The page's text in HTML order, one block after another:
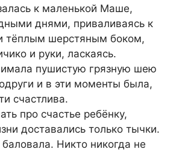
к маленькой Маше,
днями, приваливаясь к
тёплым шерстяным боком,
и руки, ласкаясь.
пушистую грязную шею
и в эти моменты была,
счастлива.
про счастье ребёнку,
доставались только тычки.
Никто никогда не